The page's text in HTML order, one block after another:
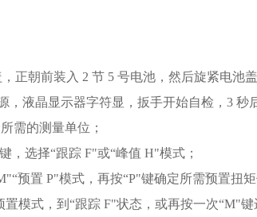
正朝前装入 2 节 5 号电池，然后旋紧电池盖
，液晶显示器字符显，扳手开始自检，3 秒
需的测量单位；
，选择“跟踪 F"或“峰值 H"模式；
预置 P"模式，再按“P"键确定所需预置
模式，到“跟踪 F"状态，或再按一次“M"键